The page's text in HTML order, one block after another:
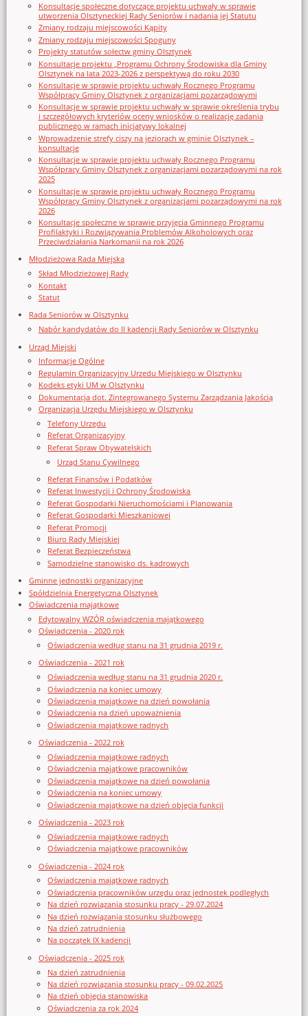
Konsultacje społeczne dotyczące projektu uchwały w sprawie
utworzenia Olsztyneckiej Rady Seniorów i nadania jej Statutu
Zmiany rodzaju miejscowości Kąpity
Zmiany rodzaju miejscowości Spoguny
Projekty statutów sołectw gminy Olsztynek
Konsultacje projektu „Programu Ochrony Środowiska dla Gminy
Olsztynek na lata 2023-2026 z perspektywą do roku 2030
Konsultacje w sprawie projektu uchwały Rocznego Programu
Współpracy Gminy Olsztynek z organizacjami pozarządowymi
Konsultacje w sprawie projektu uchwały w sprawie określenia trybu
i szczegółowych kryteriów oceny wniosków o realizację zadania
publicznego w ramach inicjatywy lokalnej
Wprowadzenie strefy ciszy na jeziorach w gminie Olsztynek –
konsultacje
Konsultacje w sprawie projektu uchwały Rocznego Programu
Współpracy Gminy Olsztynek z organizacjami pozarządowymi na rok
2025
Konsultacje w sprawie projektu uchwały Rocznego Programu
Współpracy Gminy Olsztynek z organizacjami pozarządowymi na rok
2026
Konsultacje społeczne w sprawie przyjęcia Gminnego Programu
Profilaktyki i Rozwiązywania Problemów Alkoholowych oraz
Przeciwdziałania Narkomanii na rok 2026
Młodzieżowa Rada Miejska
Skład Młodzieżowej Rady
Kontakt
Statut
Rada Seniorów w Olsztynku
Nabór kandydatów do II kadencji Rady Seniorów w Olsztynku
Urząd Miejski
Informacje Ogólne
Regulamin Organizacyjny Urzedu Miejskiego w Olsztynku
Kodeks etyki UM w Olsztynku
Dokumentacja dot. Zintegrowanego Systemu Zarządzania Jakością
Organizacja Urzędu Miejskiego w Olsztynku
Telefony Urzędu
Referat Organizacyjny
Referat Spraw Obywatelskich
Urząd Stanu Cywilnego
Referat Finansów i Podatków
Referat Inwestycji i Ochrony Środowiska
Referat Gospodarki Nieruchomościami i Planowania
Referat Gospodarki Mieszkaniowej
Referat Promocji
Biuro Rady Miejskiej
Referat Bezpieczeństwa
Samodzielne stanowisko ds. kadrowych
Gminne jednostki organizacyjne
Spółdzielnia Energetyczna Olsztynek
Oświadczenia majątkowe
Edytowalny WZÓR oświadczenia majątkowego
Oświadczenia - 2020 rok
Oświadczenia według stanu na 31 grudnia 2019 r.
Oświadczenia - 2021 rok
Oświadczenia według stanu na 31 grudnia 2020 r.
Oświadczenia na koniec umowy
Oświadczenia majątkowe na dzień powołania
Oświadczenia na dzień upoważnienia
Oświadczenia majątkowe radnych
Oświadczenia - 2022 rok
Oświadczenia majątkowe radnych
Oświadczenia majątkowe pracowników
Oświadczenia majątkowe na dzień powołania
Oświadczenia na koniec umowy
Oświadczenia majątkowe na dzień objęcia funkcji
Oświadczenia - 2023 rok
Oświadczenia majątkowe radnych
Oświadczenia majątkowe pracowników
Oświadczenia - 2024 rok
Oświadczenia majątkowe radnych
Oświadczenia pracowników urzędu oraz jednostek podległych
Na dzień rozwiązania stosunku pracy - 29.07.2024
Na dzień rozwiązania stosunku służbowego
Na dzień zatrudnienia
Na początek IX kadencji
Oświadczenia - 2025 rok
Na dzień zatrudnienia
Na dzień rozwiązania stosunku pracy - 09.02.2025
Na dzień objęcia stanowiska
Oświadczenia za rok 2024